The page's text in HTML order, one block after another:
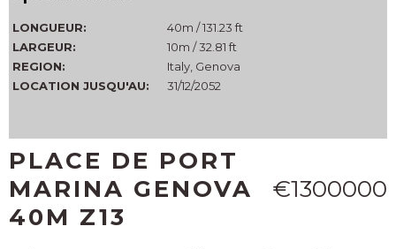
LONGUEUR:
40m / 131.23 ft
LARGEUR:
10m / 32.81 ft
REGION:
Italy, Genova
LOCATION JUSQU'AU:
31/12/2052
PLACE DE PORT
MARINA GENOVA
40M Z13
€1300000